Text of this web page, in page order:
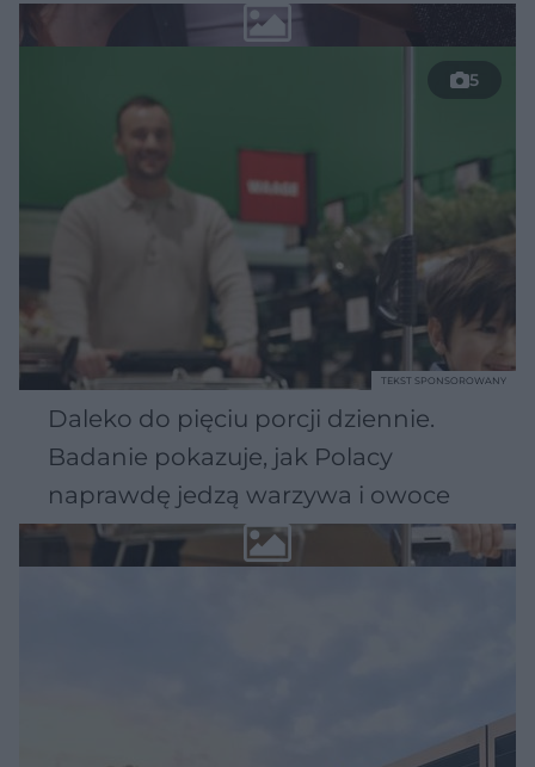
5
Daleko do pięciu porcji dziennie.
Badanie pokazuje, jak Polacy
naprawdę jedzą warzywa i owoce
TEKST SPONSOROWANY